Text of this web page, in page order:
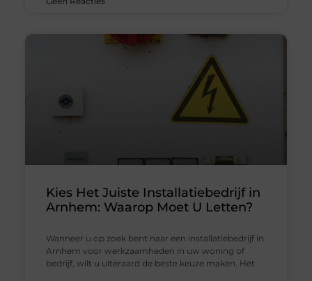
Kies Het Juiste Installatiebedrijf in
Arnhem: Waarop Moet U Letten?
Wanneer u op zoek bent naar een installatiebedrijf in
Arnhem voor werkzaamheden in uw woning of
bedrijf, wilt u uiteraard de beste keuze maken. Het